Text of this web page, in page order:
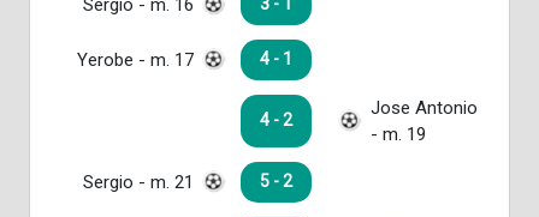
Sergio - m. 16 3 - 1
Yerobe - m. 17 4 - 1
4 - 2
Jose Antonio
- m. 19
Sergio - m. 21 5 - 2